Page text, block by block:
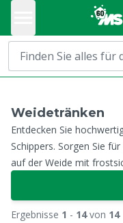
Weidetränken
Entdecken Sie
Schippers. Sorgen Sie
auf der Weide mit
Ergebnisse 1 - 14von 14